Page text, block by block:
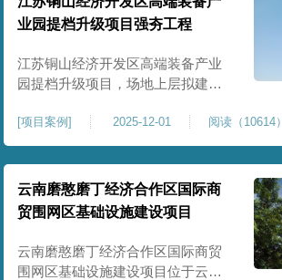
陆域堆场B区围墙沿线及配套场地。
原场地土层松散、回填不均、固结
程度差，地基承载力较低，且堆
业园提档升级项目强夯工程
江苏铜山经济开发区高端装备产业
园提档升级项目，场地上层拟建厂
施。占地面积约130000㎡.项目采用
强夯工艺对地基进行加固处理，确
保处理后地基承载力特征值
≥100kPa、压实系数≥0.94、压缩模
量≥5MPa，工程实施后将有效提升
场地整体承载力与均匀性，消除不
均匀沉降隐患，为园区高端装备产
业项目
[项目案例] 2025-12-01 阅读（10614）
云南磨憨磨丁经济合作区国际商
贸围网区基础设施建设项目
云南磨憨磨丁经济合作区国际商贸
围网区基础设施建设项目位于云南